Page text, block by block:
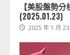
【美股盤勢
(2025.01.23)
2025 年 1 月 23